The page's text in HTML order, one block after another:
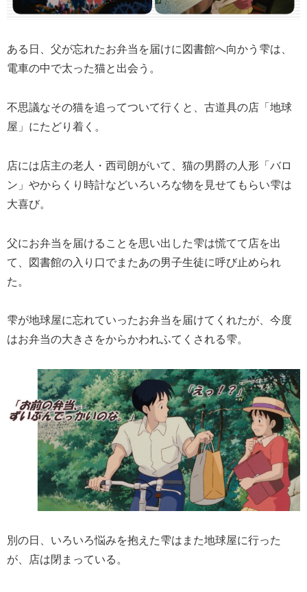
ある日、父が忘れたお弁当を届けに図書館へ向かう雫は、
電車の中で太った猫と出会う。
不思議なその猫を追ってついて行くと、古道具の店「地球
屋」にたどり着く。
店には店主の老人・西司朗がいて、猫の男爵の人形「バロ
ン」やからくり時計などいろいろな物を見せてもらい雫は
大喜び。
父にお弁当を届けることを思い出した雫は慌てて店を出
て、図書館の入り口でまたあの男子生徒に呼び止められ
た。
雫が地球屋に忘れていったお弁当を届けてくれたが、今度
はお弁当の大きさをからかわれふてくされる雫。
別の日、いろいろ悩みを抱えた雫はまた地球屋に行った
が、店は閉まっている。